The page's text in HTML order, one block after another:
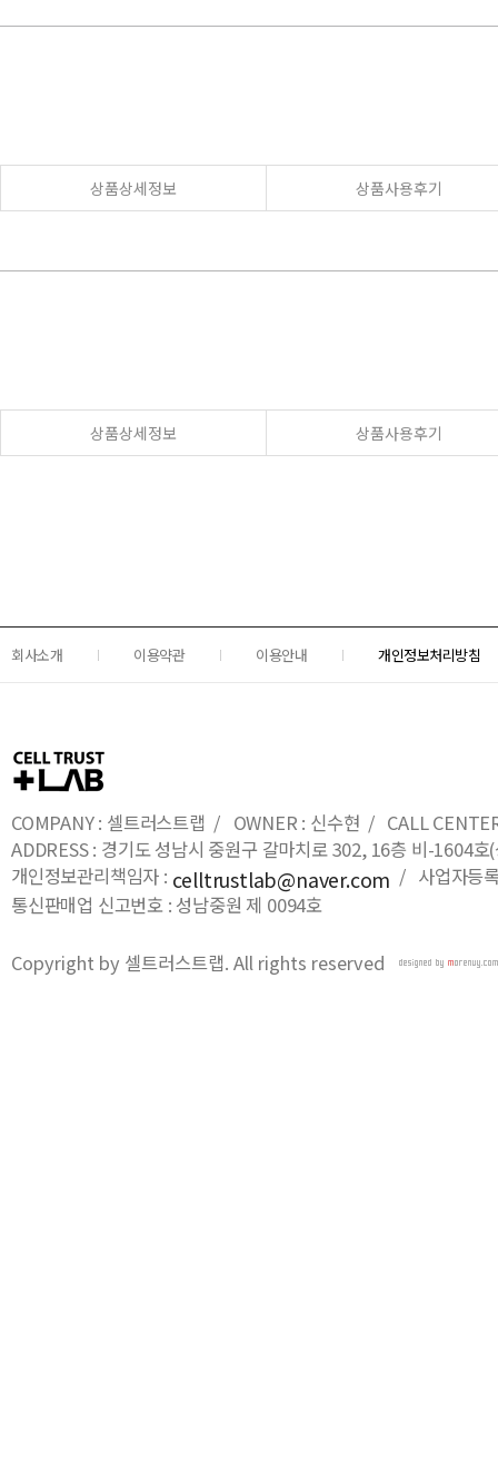
상품상세정보 상품사용후기
상품상세정보 상품사용후기
회사소개 이용약관 이용안내 개인정보처리방침
COMPANY : 셀트러스트랩 / OWNER : 신수현 / CALL
ADDRESS : 경기도 성남시 중원구 갈마치로 302, 16층 비-1604
개인정보관리책임자 : celltrustlab@naver.com / 사업자등
통신판매업 신고번호 : 성남중원 제 0094호
Copyright by 셀트러스트랩. All rights reserved